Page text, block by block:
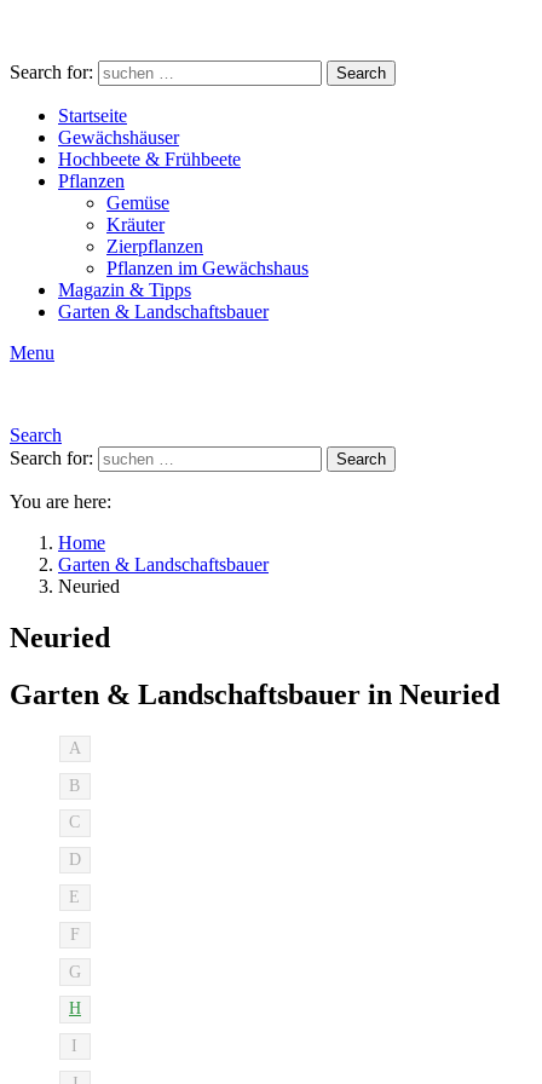
Search for: Search
Startseite
Gewächshäuser
Hochbeete & Frühbeete
Pflanzen
Gemüse
Kräuter
Zierpflanzen
Pflanzen im Gewächshaus
Magazin & Tipps
Garten & Landschaftsbauer
Menu
Search
Search for:
Search
You are here:
Home
Garten & Landschaftsbauer
Neuried
Neuried
Garten & Landschaftsbauer in Neuried
A
B
C
D
E
F
G
H
I